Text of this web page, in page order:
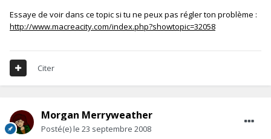
Essaye de voir dans ce topic si tu ne peux pas régler ton problème :
http://www.macreacity.com/index.php?showtopic=32058
Citer
Morgan Merryweather
Posté(e)le 23 septembre 2008